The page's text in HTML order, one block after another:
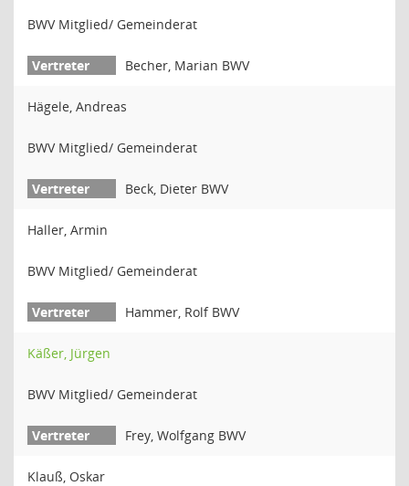
BWV Mitglied/ Gemeinderat
Becher, Marian BWV
Hägele, Andreas
BWV Mitglied/ Gemeinderat
Beck, Dieter BWV
Haller, Armin
BWV Mitglied/ Gemeinderat
Hammer, Rolf BWV
Käßer, Jürgen
BWV Mitglied/ Gemeinderat
Frey, Wolfgang BWV
Klauß, Oskar